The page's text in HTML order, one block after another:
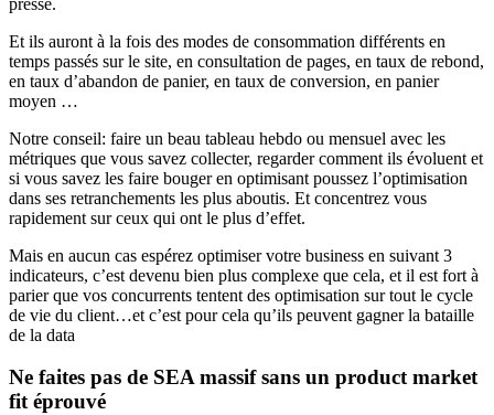
Et ils auront à la fois des modes de consommation différents en
temps passés sur le site, en consultation de pages, en taux de rebond,
en taux d’abandon de panier, en taux de conversion, en panier
moyen …
Notre conseil: faire un beau tableau hebdo ou mensuel avec les
métriques que vous savez collecter, regarder comment ils évoluent et
si vous savez les faire bouger en optimisant poussez l’optimisation
dans ses retranchements les plus aboutis. Et concentrez vous
rapidement sur ceux qui ont le plus d’effet.
Mais en aucun cas espérez optimiser votre business en suivant 3
indicateurs, c’est devenu bien plus complexe que cela, et il est fort à
parier que vos concurrents tentent des optimisation sur tout le cycle
de vie du client…et c’est pour cela qu’ils peuvent gagner la bataille
de la data
Ne faites pas de SEA massif sans un product market
fit éprouvé